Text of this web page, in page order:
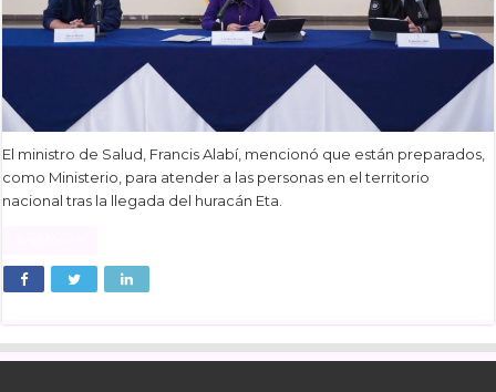
El ministro de Salud, Francis Alabí, mencionó que están preparados,
como Ministerio, para atender a las personas en el territorio
nacional tras la llegada del huracán Eta.